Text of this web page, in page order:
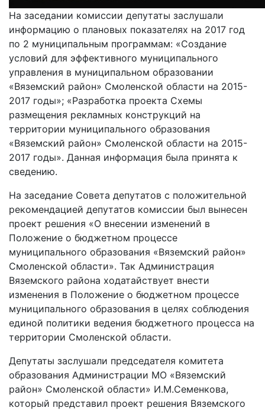
На заседании комиссии депутаты заслушали
информацию о плановых показателях на 2017 год
по 2 муниципальным программам: «Создание
условий для эффективного муниципального
управления в муниципальном образовании
«Вяземский район» Смоленской области на 2015-
2017 годы»; «Разработка проекта Схемы
размещения рекламных конструкций на
территории муниципального образования
«Вяземский район» Смоленской области на 2015-
2017 годы». Данная информация была принята к
сведению.
На заседание Совета депутатов с положительной
рекомендацией депутатов комиссии был вынесен
проект решения «О внесении изменений в
Положение о бюджетном процессе
муниципального образования «Вяземский район»
Смоленской области». Так Администрация
Вяземского района ходатайствует внести
изменения в Положение о бюджетном процессе
муниципального образования в целях соблюдения
единой политики ведения бюджетного процесса на
территории Смоленской области.
Депутаты заслушали председателя комитета
образования Администрации МО «Вяземский
район» Смоленской области» И.М.Семенкова,
который представил проект решения Вяземского